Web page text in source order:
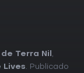
Terra Nil ,
Lives. Publicado